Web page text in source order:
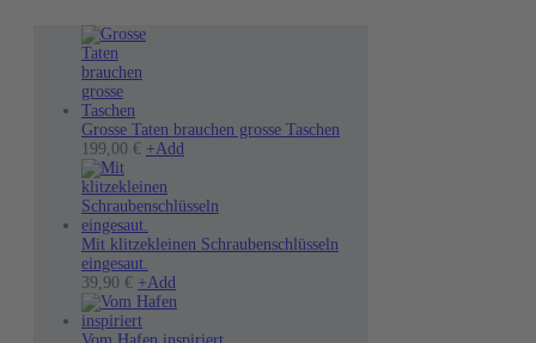
Grosse Taten brauchen grosse Taschen
199,00 € +Add
Mit klitzekleinen Schraubenschlüsseln
eingesaut.
39,90 € +Add
Produkt
mehrere
Vom Hafen inspiriert